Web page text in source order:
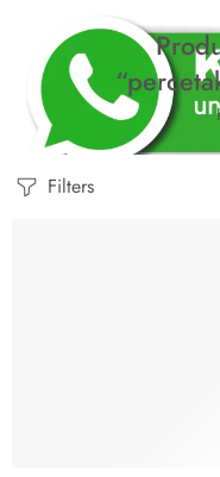
Filters